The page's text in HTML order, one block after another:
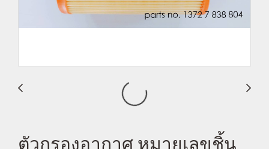
ตัวกรองอากาศ หมายเลขชิ้น